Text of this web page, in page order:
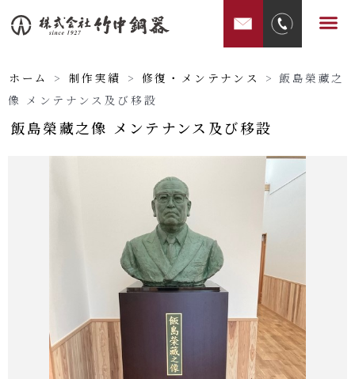
容
ス
キ
ッ
メ
ー
ホーム > 制作実績 > 修復・メンテナンス >飯島榮藏之
像 メンテナンス及び移設
飯島榮藏之像 メンテナンス及び移設